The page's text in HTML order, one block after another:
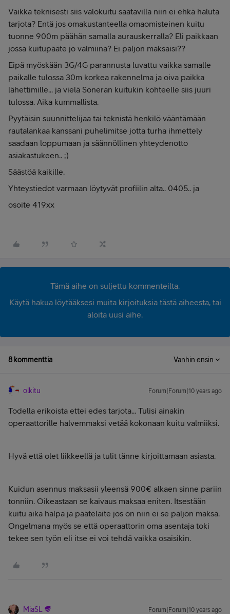
Vaikka teknisesti siis valokuitu saatavilla niin ei ehkä haluta
tarjota? Entä jos omakustanteella omaomisteinen kuitu
tuonne 900m päähän samalla aurauskerralla? Eli paikkaan
jossa kuitupääte jo valmiina? Ei paljon maksaisi??
Eipä myöskään 3G/4G parannusta luvattu vaikka samalle
paikalle tulossa 30m korkea rakennelma ja oiva paikka
lähettimille... ja vielä Soneran kuitukin kohteelle siis juuri
tulossa. Aika kummallista.
Pyytäisin suunnittelijaa tai teknistä henkilö vääntämään
rautalankaa kanssani puhelimitse jotta turha ihmettely
saadaan loppumaan ja säännöllinen yhteydenotto
asiakastukeen.. ;)
Säästöä kaikille.
Yhteystiedot varmaan löytyvät profiilin alta.. 0405.. ja
osoite 419xx
Tämä aihe on suljettu kommenteilta.
Käytä hakua löytääksesi muita kirjoituksia tästä aiheesta, tai
aloita uusi aihe.
8 kommenttia Vanhin ensin
olkitu Forum|Forum|10 years ago
Todella erikoista ettei edes tarjota... Tulisi ainakin
operaattorille halvemmaksi vetää kokonaan kuitu valmiiksi.
Hyvä että olet liikkeellä ja tulit tänne kirjoittamaan asiasta.
Kuidun asennus maksasii yleensä 900€ alkaen sinne pariin
tonniin. Oikeastaan se kaivaus maksaa eniten. Itsestään
kuitu aika halpa ja päätelaite jos on niin ei se paljon maksa.
Ongelmana myös se että operaattorin oma asentaja toki
tekee sen työn eli itse ei voi tehdä vaikka osaisikin.
MiaSL Forum|Forum|10 years ago